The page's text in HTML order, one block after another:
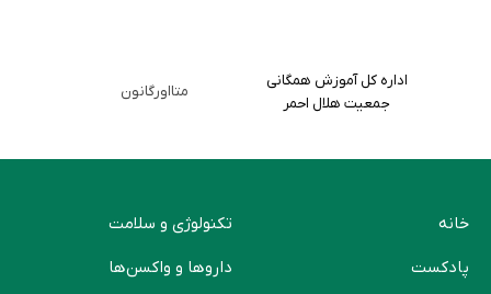
اداره کل آموزش همگانی
جمعیت هلال احمر
متااورگانون
خانه
پادکست
تکنولوژی و سلامت
دارو‌ها و واکسن‌ها